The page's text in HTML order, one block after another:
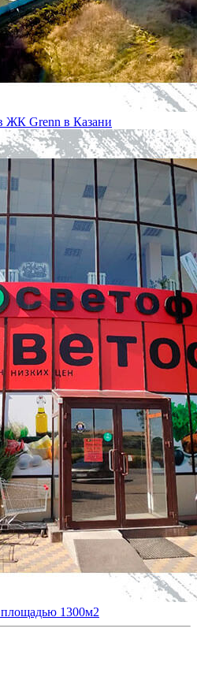
ЖК Grenn в Казани
1300м2